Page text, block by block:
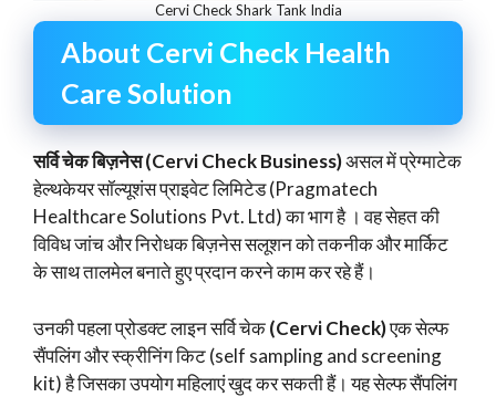
Cervi Check Shark Tank India
About Cervi Check Health
Care Solution
सर्वि चेक बिज़नेस (Cervi Check Business)असल में प्रेग्माटेक
हेल्थकेयर सॉल्यूशंस प्राइवेट लिमिटेड (Pragmatech
Healthcare Solutions Pvt. Ltd) का भाग है । वह सेहत की
विविध जांच और निरोधक बिज़नेस सलूशन को तकनीक और मार्किट
के साथ तालमेल बनाते हुए प्रदान करने काम कर रहे हैं।
उनकी पहला प्रोडक्ट लाइन सर्वि चेक(Cervi Check)एक सेल्फ
सैंपलिंग और स्क्रीनिंग किट (self sampling and screening
kit) है जिसका उपयोग महिलाएं खुद कर सकती हैं। यह सेल्फ सैंपलिंग